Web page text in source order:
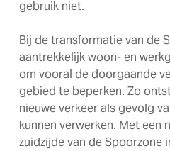
gebruik niet.
Bij de transformatie van de
aantrekkelijk woon- en
om vooral de doorgaande
gebied te beperken. Zo
nieuwe verkeer als gevolg
kunnen verwerken. Met een
zuidzijde van de Spoorzone